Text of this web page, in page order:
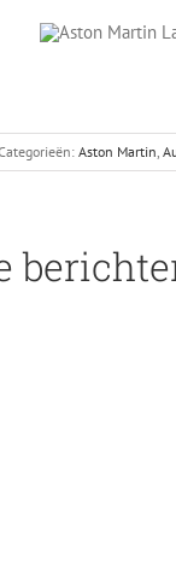
Aston Martin,